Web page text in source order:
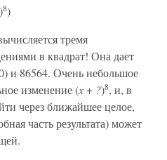
8)
тремя
в квадрат! Она дает
и 86564. Очень небольшое
изменение (x+ ?)8, и, в
через ближайшее целое,
часть результата) может